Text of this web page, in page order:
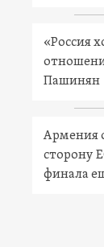
«Россия
Пашинян
Армения
сторону
финала